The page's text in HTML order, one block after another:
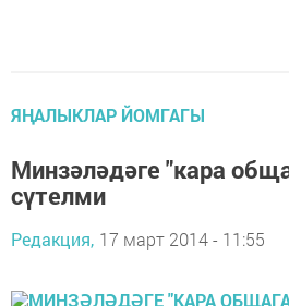
ЯҢАЛЫКЛАР ЙОМГАГЫ
Минзәләдәге "кара
сүтелми
Редакция, 17 март 2014 - 11:55